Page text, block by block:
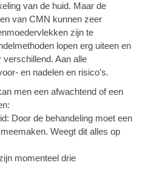
van de huid. Maar de
van CMN kunnen zeer
zijn te
lopen erg uiteen en
Aan alle
en nadelen en risico’s.
men een afwachtend of een
Door de behandeling moet een
Weegt dit alles op
momenteel drie